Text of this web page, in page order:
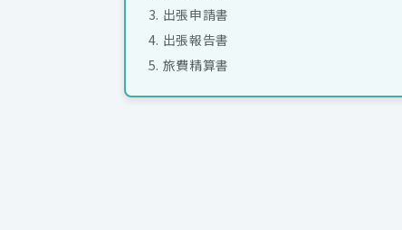
3. 出張申請書
4. 出張報告書
5. 旅費精算書